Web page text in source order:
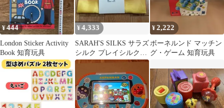
¥444
London Sticker Activity
Book 知育玩具
¥4,333
SARAH'S SILKS サラズ
シルク プレイシルク
Seasonal
¥2,222
ボーネルンド マッチン
グ・ゲーム 知育玩具